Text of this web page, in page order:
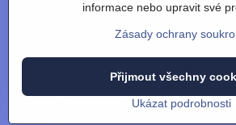
©2026Copyright
Předvolby soukromíZásady ochrany
Vytvořeno systémem:
informace nebo upravit své
Zásady ochrany
Ukázat podrobnosti
Přijmout všechny